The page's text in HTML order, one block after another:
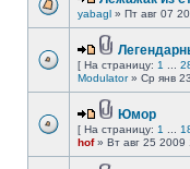
yabagl » Пт авг 07
[ На страницу: 1
Modulator» Ср янв
Юмор
[ На страницу: 1
hof» Вт авг 25 2009